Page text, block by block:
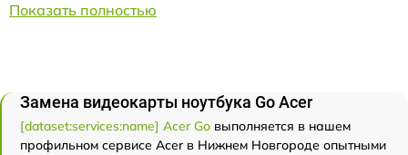
Показать полностью
Замена видеокарты ноутбука Go Acer
[dataset:services:name] Acer Go выполняется в нашем
профильном сервисе Acer в Нижнем Новгороде опытными